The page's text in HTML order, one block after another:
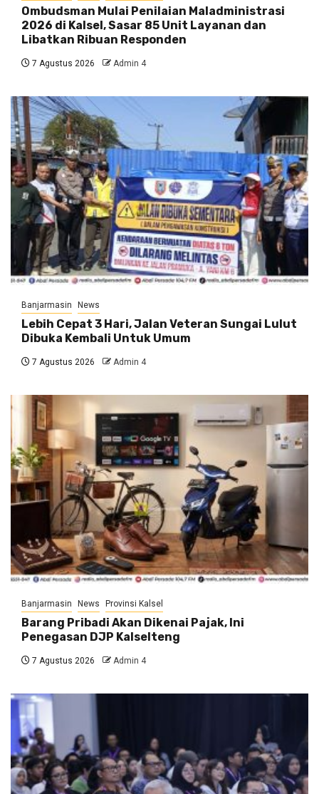
Ombudsman Mulai Penilaian Maladministrasi
2026 di Kalsel, Sasar 85 Unit Layanan dan
Libatkan Ribuan Responden
7 Agustus 2026 Admin 4
Banjarmasin News
Lebih Cepat 3 Hari, Jalan Veteran Sungai Lulut
Dibuka Kembali Untuk Umum
7 Agustus 2026 Admin 4
Banjarmasin News Provinsi Kalsel
Barang Pribadi Akan Dikenai Pajak, Ini
Penegasan DJP Kalselteng
7 Agustus 2026 Admin 4